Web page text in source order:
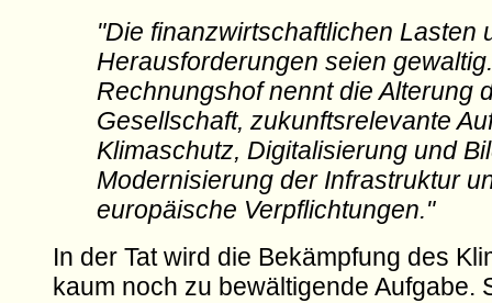
"Die finanzwirtschaftlichen Lasten
Herausforderungen seien
Rechnungshof nennt die Alterung
Gesellschaft, zukunftsrelevante
Klimaschutz, Digitalisierung und
Modernisierung der Infrastruktur
europäische Verpflichtungen."
In der Tat wird die Bekämpfung des
kaum noch zu bewältigende Aufgabe.